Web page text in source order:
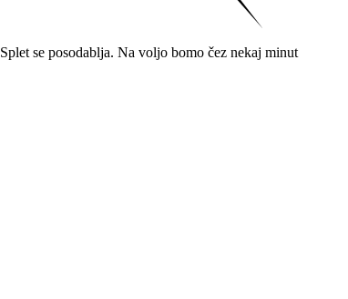
Splet se posodablja. Na voljo bomo čez nekaj minut